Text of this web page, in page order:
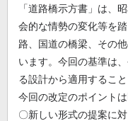
「道路橋示方書」は、
会的な情勢の変化等を
路、国道の橋梁、その
います。今回の基準は
る設計から適用すること
今回の改定のポイント
〇新しい形式の提案に